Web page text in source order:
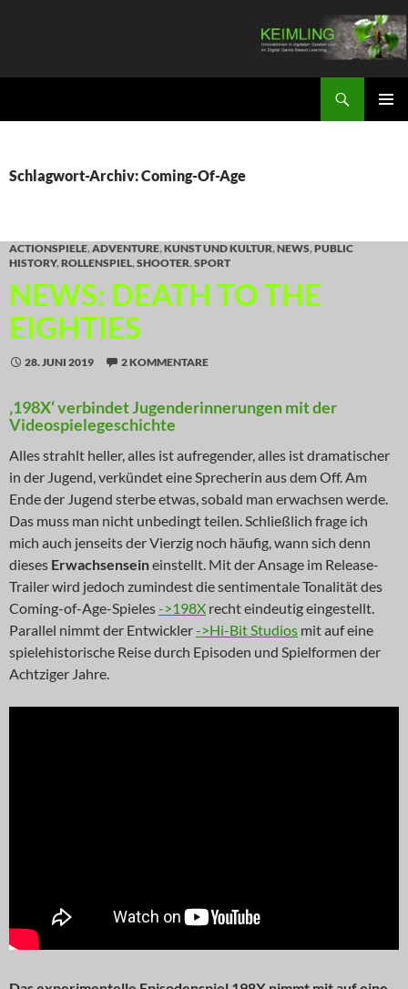
Schlagwort-Archiv: Coming-Of-Age
ACTIONSPIELE,ADVENTURE,KUNST UND KULTUR,NEWS,PUBLIC
HISTORY,ROLLENSPIEL,SHOOTER,SPORT
NEWS: DEATH TO THE
EIGHTIES
28. JUNI 2019 2 KOMMENTARE
‚198X‘ verbindet Jugenderinnerungen mit der
Videospielegeschichte
Alles strahlt heller, alles ist aufregender, alles ist dramatischer
in der Jugend, verkündet eine Sprecherin aus dem Off. Am
Ende der Jugend sterbe etwas, sobald man erwachsen werde.
Das muss man nicht unbedingt teilen. Schließlich frage ich
mich auch jenseits der Vierzig noch häufig, wann sich denn
dieses Erwachsenseineinstellt. Mit der Ansage im Release-
Trailer wird jedoch zumindest die sentimentale Tonalität des
Coming-of-Age-Spieles->198X recht eindeutig eingestellt.
Parallel nimmt der Entwickler->Hi-Bit Studios mit auf eine
spielehistorische Reise durch Episoden und Spielformen der
Achtziger Jahre.